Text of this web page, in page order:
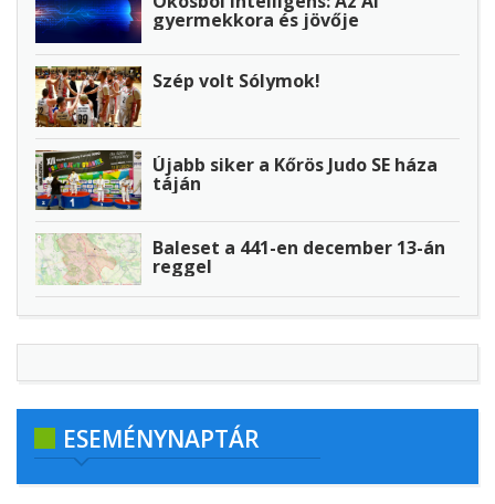
gyermekkora és jövője
Szép volt Sólymok!
Újabb siker a Kőrös Judo SE háza
táján
Baleset a 441-en december 13-án
reggel
ESEMÉNYNAPTÁR